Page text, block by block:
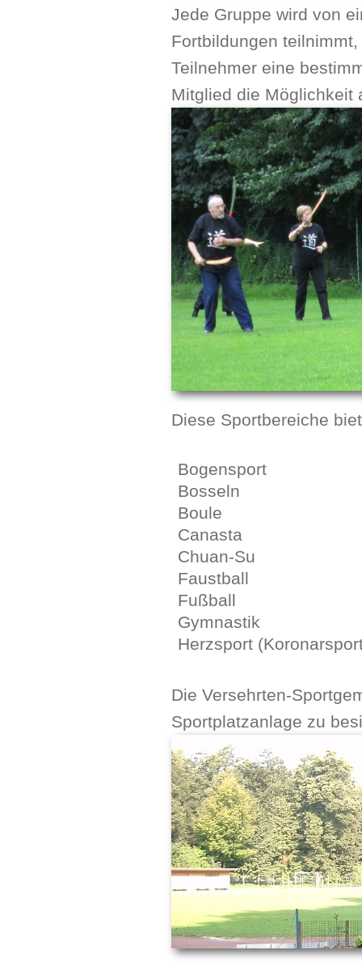
Jede Gruppe wird von
Fortbildungen
Teilnehmer eine
Mitglied die Möglichkeit
Diese Sportbereiche
Bogensport
Bosseln
Boule
Canasta
Chuan-Su
Faustball
Fußball
Gymnastik
Herzsport
Die Versehrten-
Sportplatzanlage zu